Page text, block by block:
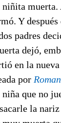
niñita muerta.
Y después
padres
dejó,
en la
por
niña que no
la nariz